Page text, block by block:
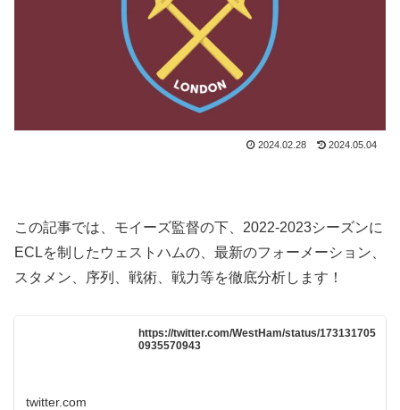
2024.02.28 2024.05.04
この記事では、モイーズ監督の下、2022-2023シーズンに
ECLを制したウェストハムの、最新のフォーメーション、
スタメン、序列、戦術、戦力等を徹底分析します！
https://twitter.com/WestHam/status/173131705
0935570943
twitter.com